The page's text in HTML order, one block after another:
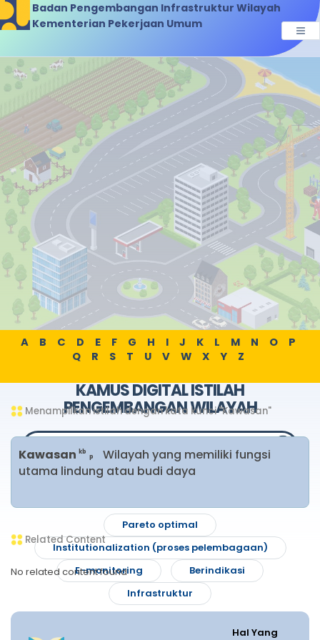
Badan Pengembangan Infrastruktur Wilayah
Kementerian Pekerjaan Umum
KAMUS DIGITAL ISTILAH
PENGEMBANGAN WILAYAH
Pareto optimal
Institutionalization (proses pelembagaan)
E-monitoring
Berindikasi
Infrastruktur
A B C D E F G H I J K L M N O
P
Q
R S T U V W X Y Z
Menampilkan istilah dengan kata kunci "Kawasan"
Kawasan kb
p
Wilayah yang memiliki fungsi
utama lindung atau budi daya
Related Content
No related content found
Hal Yang